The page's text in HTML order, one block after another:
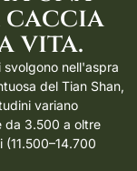
caccia
vita.
svolgono nell'aspra
del Tian Shan,
variano
da 3.500 a oltre